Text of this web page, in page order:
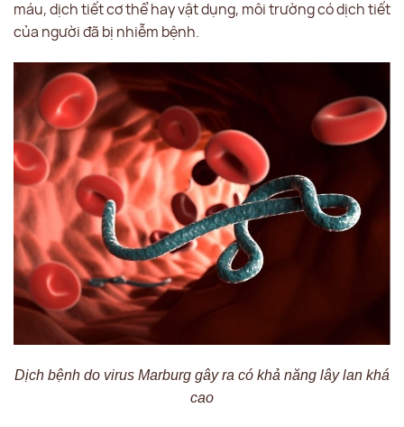
máu, dịch tiết cơ thể hay vật dụng, môi trường có dịch tiết
của người đã bị nhiễm bệnh.
Dịch bệnh do virus Marburg gây ra có khả năng lây lan khá
cao